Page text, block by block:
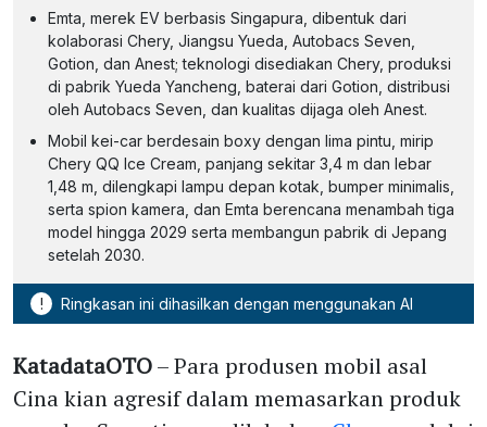
Emta, merek EV berbasis Singapura, dibentuk dari
kolaborasi Chery, Jiangsu Yueda, Autobacs Seven,
Gotion, dan Anest; teknologi disediakan Chery, produksi
di pabrik Yueda Yancheng, baterai dari Gotion, distribusi
oleh Autobacs Seven, dan kualitas dijaga oleh Anest.
Mobil kei-car berdesain boxy dengan lima pintu, mirip
Chery QQ Ice Cream, panjang sekitar 3,4 m dan lebar
1,48 m, dilengkapi lampu depan kotak, bumper minimalis,
serta spion kamera, dan Emta berencana menambah tiga
model hingga 2029 serta membangun pabrik di Jepang
setelah 2030.
! Ringkasan ini dihasilkan dengan menggunakan AI
KatadataOTO– Para produsen mobil asal
Cina kian agresif dalam memasarkan produk